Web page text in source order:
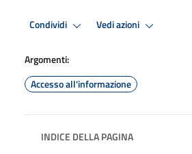
Condividi Vedi azioni
Argomenti:
Accesso all'informazione
INDICE DELLA PAGINA